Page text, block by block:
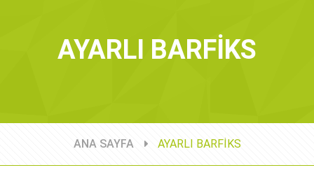
AYARLI BARFİKS
ANA SAYFA AYARLI BARFİKS